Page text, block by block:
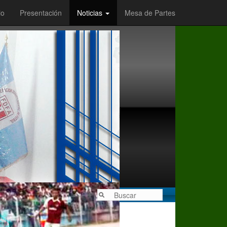
Presentación Noticias Mesa de Partes